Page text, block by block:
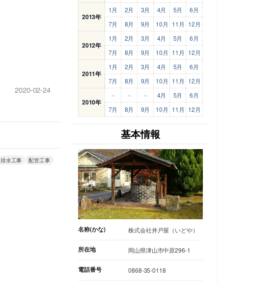
2020-02-24
排水工事 配管工事
2013年
1月 2月 3月 4月 5月
6月
7月
8月 9月 10月 11月 12月
2012年
1月 2月 3月 4月 5月
6月
7月
8月 9月 10月 11月 12月
2011年
1月 2月 3月 4月 5月
6月
7月
8月 9月 10月 11月 12月
2010年
– – – 4月 5月
6月
7月
8月 9月 10月 11月 12月
基本情報
名称(かな) 株式会社井戸屋（いどや）
所在地 岡山県津山市中原296-1
電話番号 0868-35-0118